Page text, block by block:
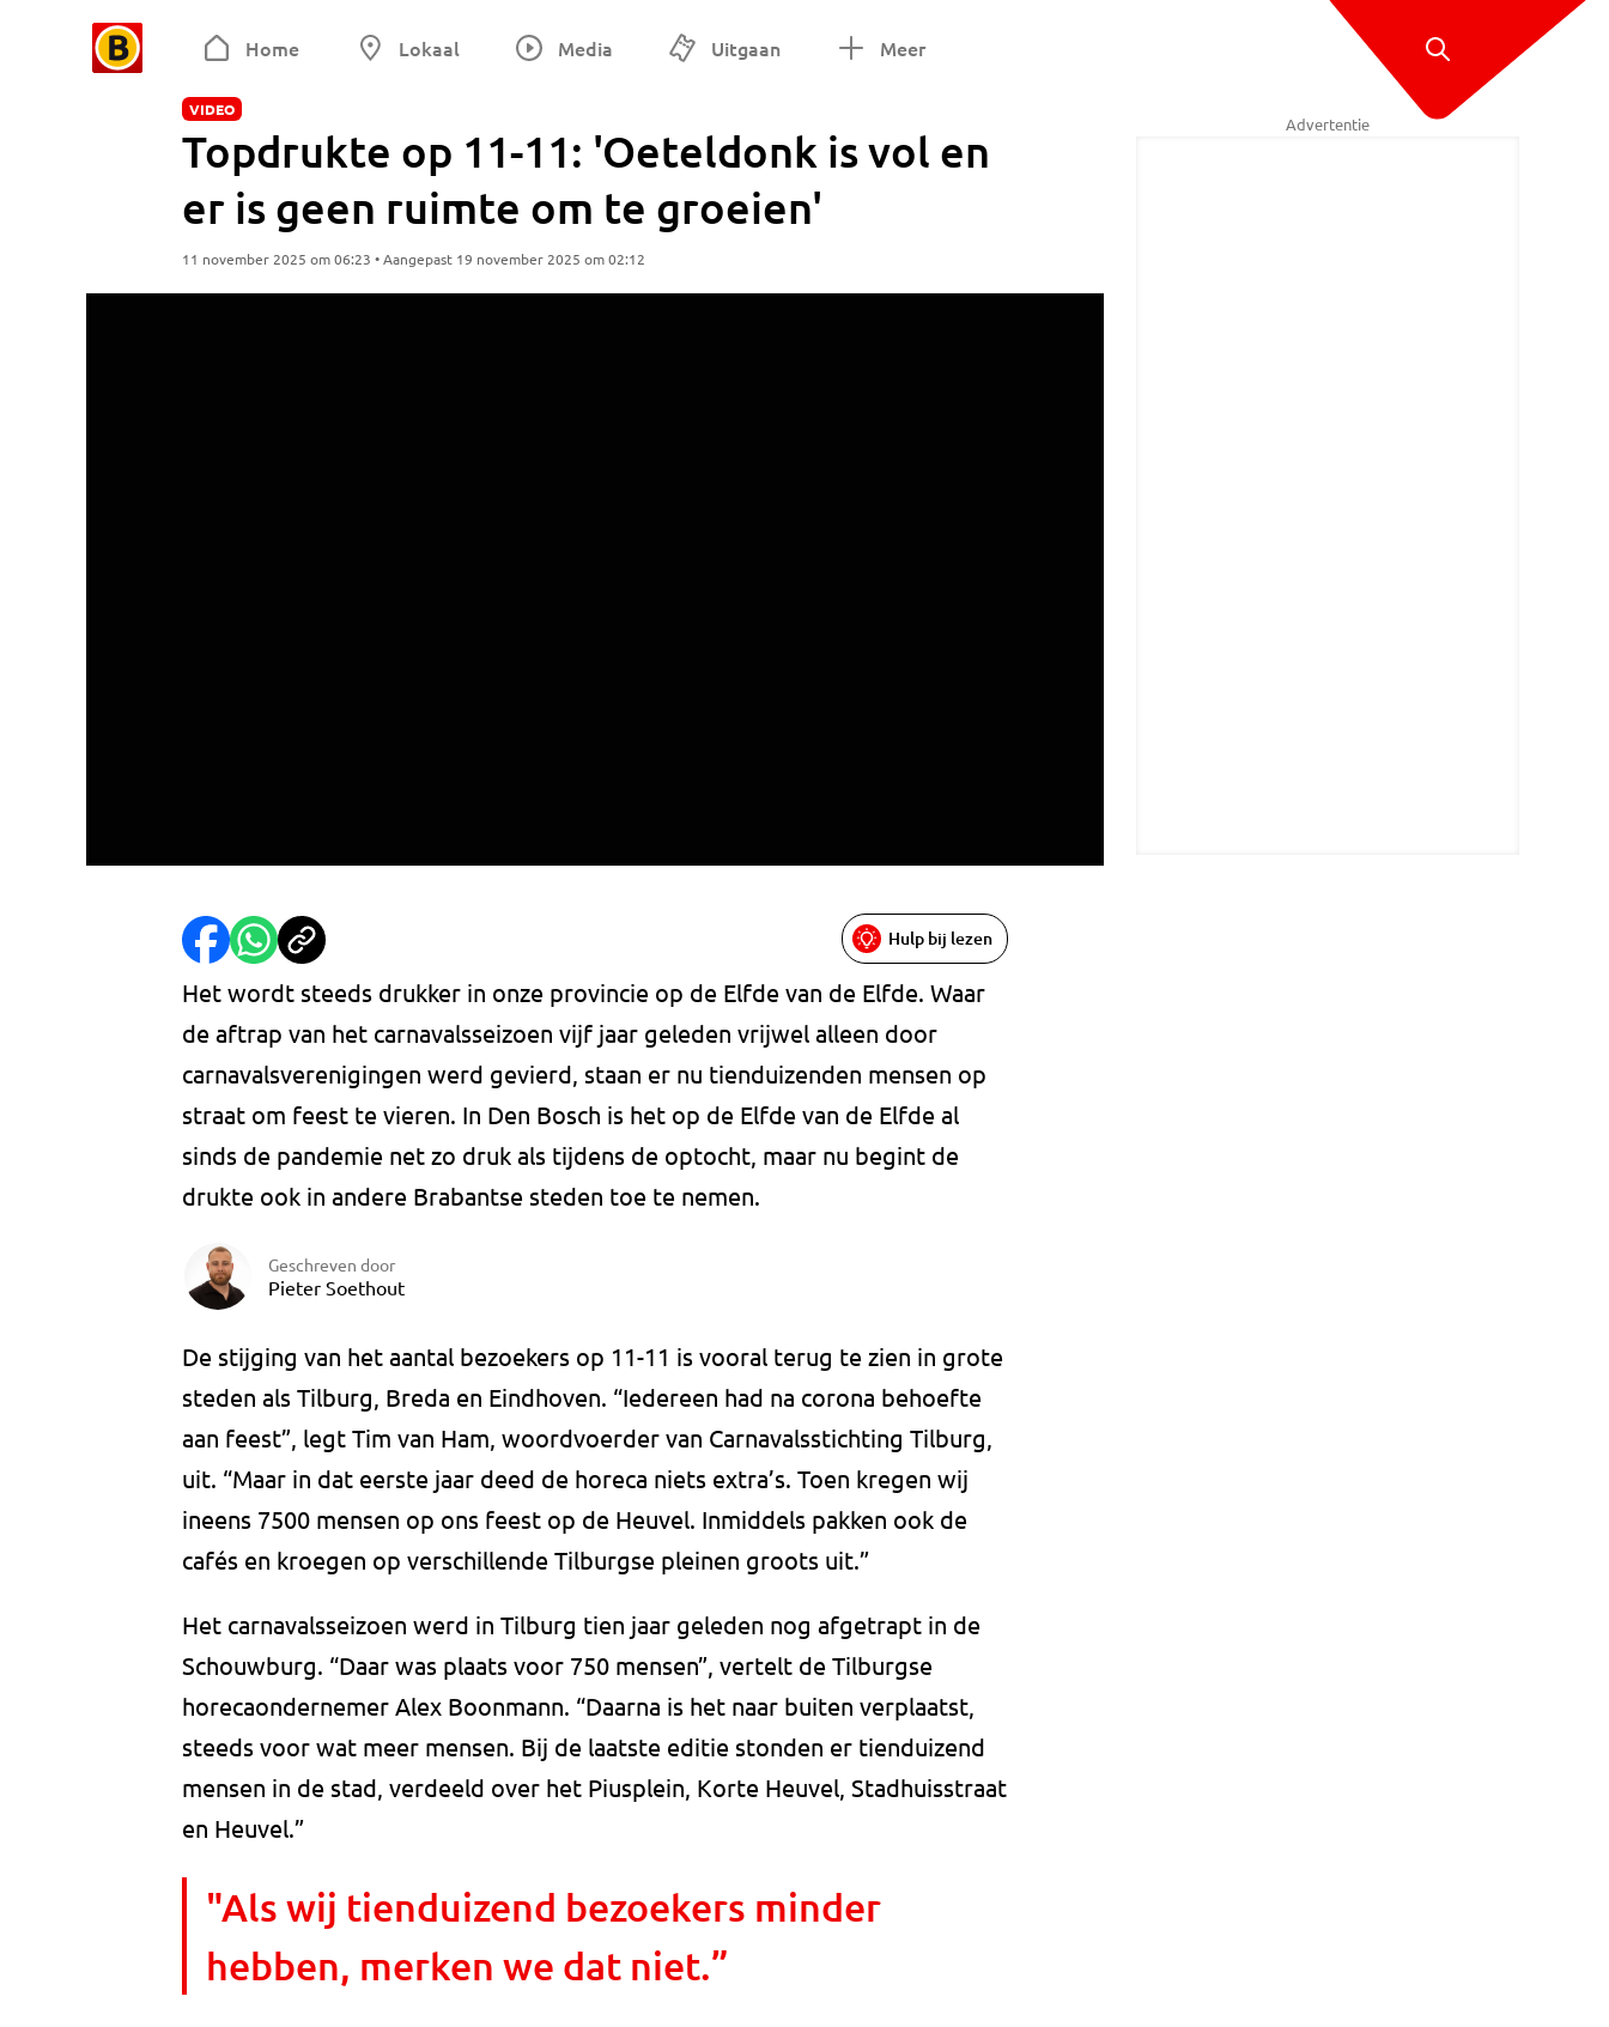
Home Lokaal Media Uitgaan Meer
VIDEO
Topdrukte op 11-11: 'Oeteldonk is vol en
er is geen ruimte om te groeien'
11 november 2025 om 06:23 • Aangepast 19 november 2025 om 02:12
Hulp bij lezen
Het wordt steeds drukker in onze provincie op de Elfde van de Elfde. Waar
de aftrap van het carnavalsseizoen vijf jaar geleden vrijwel alleen door
carnavalsverenigingen werd gevierd, staan er nu tienduizenden mensen op
straat om feest te vieren. In Den Bosch is het op de Elfde van de Elfde al
sinds de pandemie net zo druk als tijdens de optocht, maar nu begint de
drukte ook in andere Brabantse steden toe te nemen.
Geschreven door
Pieter Soethout
De stijging van het aantal bezoekers op 11-11 is vooral terug te zien in grote
steden als Tilburg, Breda en Eindhoven. “Iedereen had na corona behoefte
aan feest”, legt Tim van Ham, woordvoerder van Carnavalsstichting Tilburg,
uit. “Maar in dat eerste jaar deed de horeca niets extra’s. Toen kregen wij
ineens 7500 mensen op ons feest op de Heuvel. Inmiddels pakken ook de
cafés en kroegen op verschillende Tilburgse pleinen groots uit.”
Het carnavalsseizoen werd in Tilburg tien jaar geleden nog afgetrapt in de
Schouwburg. “Daar was plaats voor 750 mensen”, vertelt de Tilburgse
horecaondernemer Alex Boonmann. “Daarna is het naar buiten verplaatst,
steeds voor wat meer mensen. Bij de laatste editie stonden er tienduizend
mensen in de stad, verdeeld over het Piusplein, Korte Heuvel, Stadhuisstraat
en Heuvel.”
"Als wij tienduizend bezoekers minder
hebben, merken we dat niet.”
Advertentie